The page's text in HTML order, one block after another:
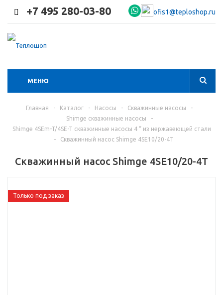
+7 495 280-03-80 ofis1@teploshop.ru
МЕНЮ
Главная - Каталог - Насосы - Скважинные насосы
-
Shimge скважинные насосы
-
Shimge 4SEm-T/4SE-T скважинные насосы 4 “ из нержавеющей стали
-
Скважинный насос Shimge 4SE10/20-4T
Скважинный насос Shimge 4SE10/20-4T
Только под заказ